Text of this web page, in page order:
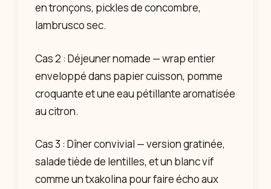
en tronçons, pickles de concombre,
lambrusco sec.
Cas 2 : Déjeuner nomade — wrap entier
enveloppé dans papier cuisson, pomme
croquante et une eau pétillante aromatisée
au citron.
Cas 3 : Dîner convivial — version gratinée,
salade tiède de lentilles, et un blanc vif
comme un txakolina pour faire écho aux